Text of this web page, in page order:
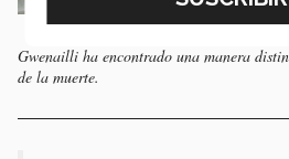
Gwenailli ha encontrado una manera
de la muerte.